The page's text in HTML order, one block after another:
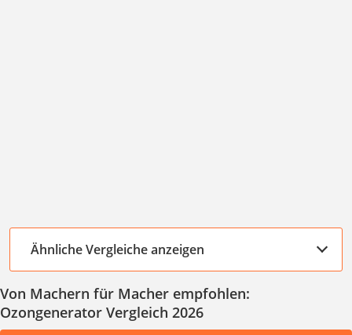
Ähnliche Vergleiche anzeigen
Von Machern für Macher empfohlen:
Ozongenerator Vergleich 2026